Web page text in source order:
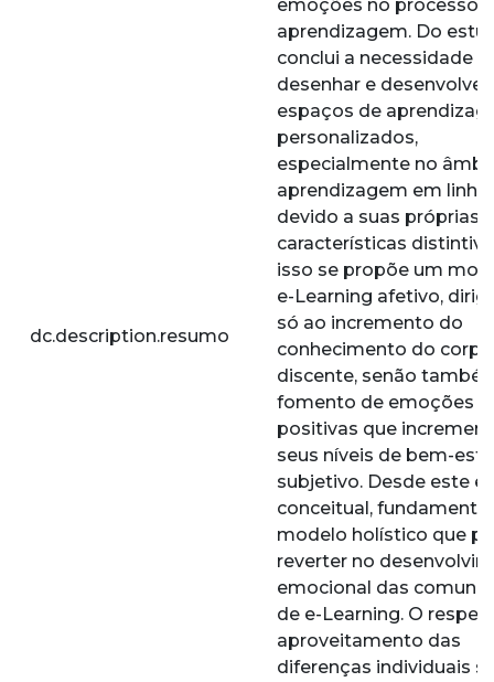
dc.description.resumo
emoções no processo
aprendizagem. Do
conclui a necessidade
desenhar e desenvolver
espaços de
personalizados,
especialmente no
aprendizagem em linha,
devido a suas próprias
características
isso se propõe um
e-Learning afetivo,
só ao incremento do
conhecimento do corpo
discente, senão
fomento de emoções
positivas que
seus níveis de bem-
subjetivo. Desde este
conceitual,
modelo holístico que
reverter no
emocional das
de e-Learning. O
aproveitamento das
diferenças individuais